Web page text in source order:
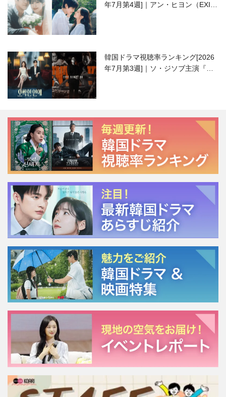
年7月第4週]｜アン・ヒヨン（EXID
韓国ドラマ視聴率ランキング[2026
年7月第3週]｜ソ・ジソブ主演『エ